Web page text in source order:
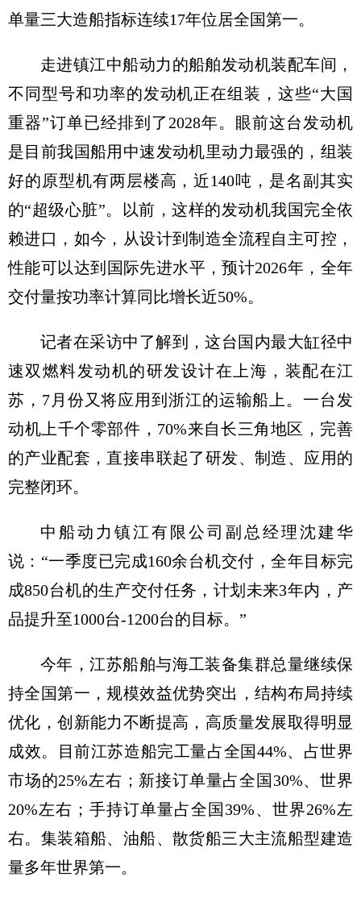
单量三大造船指标连续17年位居全国第一。
走进镇江中船动力的船舶发动机装配车间，
不同型号和功率的发动机正在组装，这些“大国
重器”订单已经排到了2028年。眼前这台发动机
是目前我国船用中速发动机里动力最强的，组装
好的原型机有两层楼高，近140吨，是名副其实
的“超级心脏”。以前，这样的发动机我国完全依
赖进口，如今，从设计到制造全流程自主可控，
性能可以达到国际先进水平，预计2026年，全年
交付量按功率计算同比增长近50%。
记者在采访中了解到，这台国内最大缸径中
速双燃料发动机的研发设计在上海，装配在江
苏，7月份又将应用到浙江的运输船上。一台发
动机上千个零部件，70%来自长三角地区，完善
的产业配套，直接串联起了研发、制造、应用的
完整闭环。
中船动力镇江有限公司副总经理沈建华
说：“一季度已完成160余台机交付，全年目标完
成850台机的生产交付任务，计划未来3年内，产
品提升至1000台-1200台的目标。”
今年，江苏船舶与海工装备集群总量继续保
持全国第一，规模效益优势突出，结构布局持续
优化，创新能力不断提高，高质量发展取得明显
成效。目前江苏造船完工量占全国44%、占世界
市场的25%左右；新接订单量占全国30%、世界
20%左右；手持订单量占全国39%、世界26%左
右。集装箱船、油船、散货船三大主流船型建造
量多年世界第一。